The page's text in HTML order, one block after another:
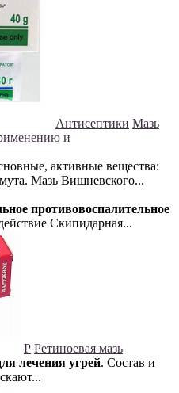
Антисептики Мазь
и
активные вещества:
Мазь Вишневского...
противовоспалительное
Скипидарная...
Р Ретиноевая мазь
лечения угрей. Состав и